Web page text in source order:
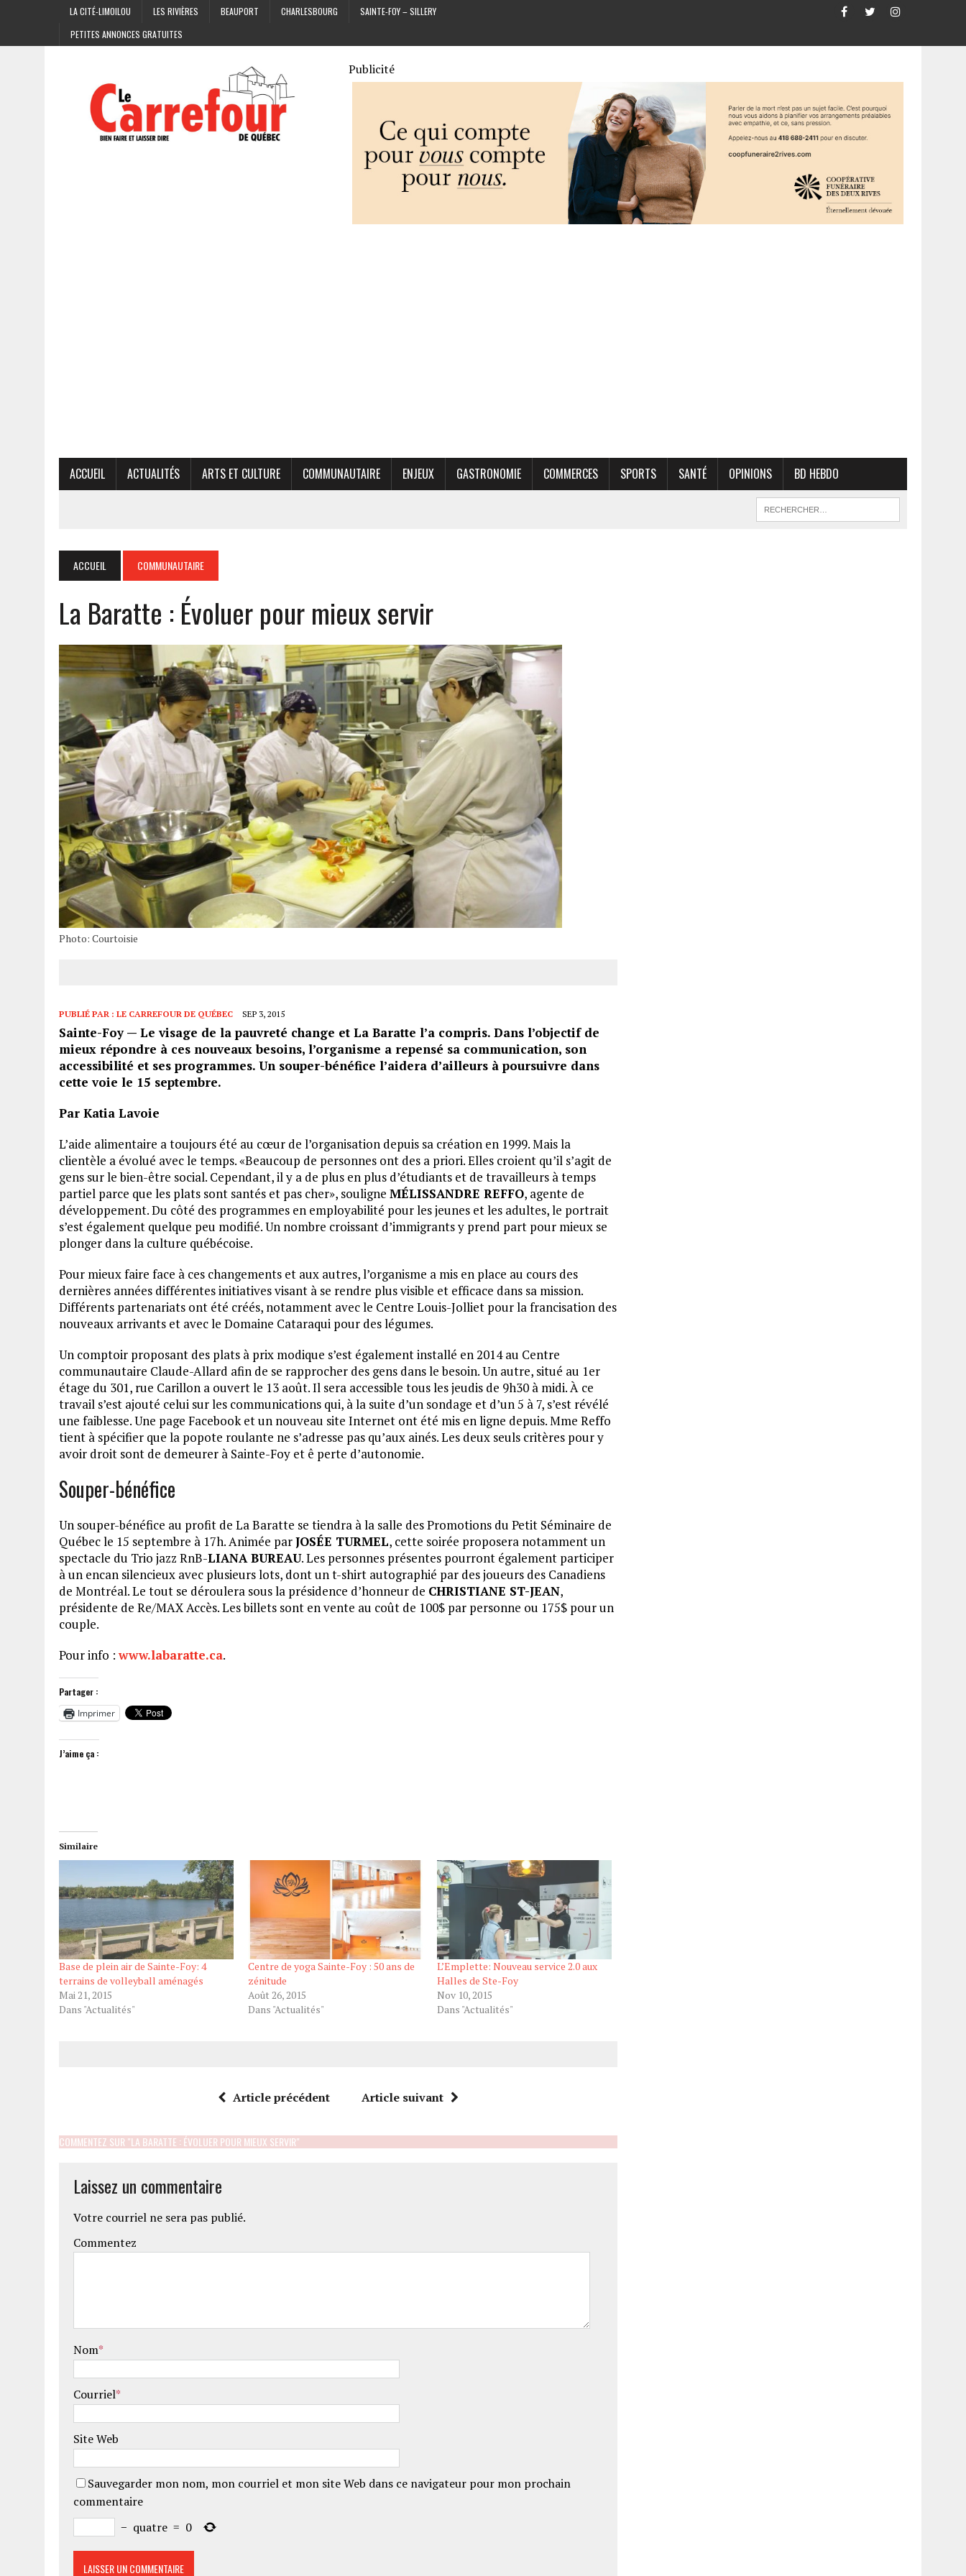
LA CITÉ-LIMOILOU LES RIVIÈRES BEAUPORT CHARLESBOURG
SAINTE-FOY – SILLERY
PETITES ANNONCES GRATUITES
Publicité
ACCUEIL ACTUALITÉS ARTS ET CULTURE COMMUNAUTAIRE ENJEUX GASTRONOMIE COMMERCES SPORTS SANTÉ OPINIONS BD HEBDO
ACCUEIL COMMUNAUTAIRE
La Baratte : Évoluer pour mieux servir
Photo: Courtoisie
PUBLIÉ PAR : LE CARREFOUR DE QUÉBEC SEP 3, 2015
Sainte-Foy — Le visage de la pauvreté change et La Baratte l’a compris. Dans l’objectif de
mieux répondre à ces nouveaux besoins, l’organisme a repensé sa communication, son
accessibilité et ses programmes. Un souper-bénéfice l’aidera d’ailleurs à poursuivre dans
cette voie le 15 septembre.
Par Katia Lavoie
L’aide alimentaire a toujours été au cœur de l’organisation depuis sa création en 1999. Mais la
clientèle a évolué avec le temps. «Beaucoup de personnes ont des a priori. Elles croient qu’il s’agit de
gens sur le bien-être social. Cependant, il y a de plus en plus d’étudiants et de travailleurs à temps
partiel parce que les plats sont santés et pas cher», souligne MÉLISSANDRE REFFO, agente de
développement. Du côté des programmes en employabilité pour les jeunes et les adultes, le portrait
s’est également quelque peu modifié. Un nombre croissant d’immigrants y prend part pour mieux se
plonger dans la culture québécoise.
Pour mieux faire face à ces changements et aux autres, l’organisme a mis en place au cours des
dernières années différentes initiatives visant à se rendre plus visible et efficace dans sa mission.
Différents partenariats ont été créés, notamment avec le Centre Louis-Jolliet pour la francisation des
nouveaux arrivants et avec le Domaine Cataraqui pour des légumes.
Un comptoir proposant des plats à prix modique s’est également installé en 2014 au Centre
communautaire Claude-Allard afin de se rapprocher des gens dans le besoin. Un autre, situé au 1er
étage du 301, rue Carillon a ouvert le 13 août. Il sera accessible tous les jeudis de 9h30 à midi. À ce
travail s’est ajouté celui sur les communications qui, à la suite d’un sondage et d’un 5 à 7, s’est révélé
une faiblesse. Une page Facebook et un nouveau site Internet ont été mis en ligne depuis. Mme Reffo
tient à spécifier que la popote roulante ne s’adresse pas qu’aux ainés. Les deux seuls critères pour y
avoir droit sont de demeurer à Sainte-Foy et ê perte d’autonomie.
Souper-bénéfice
Un souper-bénéfice au profit de La Baratte se tiendra à la salle des Promotions du Petit Séminaire de
Québec le 15 septembre à 17h. Animée parJOSÉE TURMEL, cette soirée proposera notamment un
spectacle du Trio jazz RnB-LIANA BUREAU. Les personnes présentes pourront également participer
à un encan silencieux avec plusieurs lots, dont un t-shirt autographié par des joueurs des Canadiens
de Montréal. Le tout se déroulera sous la présidence d’honneur de CHRISTIANE ST-JEAN,
présidente de Re/MAX Accès. Les billets sont en vente au coût de 100$ par personne ou 175$ pour un
couple.
Pour info :www.labaratte.ca.
Partager :
Imprimer
J’aime ça :
Similaire
Base de plein air de Sainte-Foy: 4
terrains de volleyball aménagés
Mai 21, 2015
Dans "Actualités"
Centre de yoga Sainte-Foy : 50 ans de
zénitude
Août 26, 2015
Dans "Actualités"
L’Emplette: Nouveau service 2.0 aux
Halles de Ste-Foy
Nov 10, 2015
Dans "Actualités"
Article précédent Article suivant
COMMENTEZ SUR "LA BARATTE : ÉVOLUER POUR MIEUX SERVIR"
Laissez un commentaire
Votre courriel ne sera pas publié.
Commentez
Nom*
Courriel*
Site Web
Sauvegarder mon nom, mon courriel et mon site Web dans ce navigateur pour mon prochain
commentaire
− quatre = 0